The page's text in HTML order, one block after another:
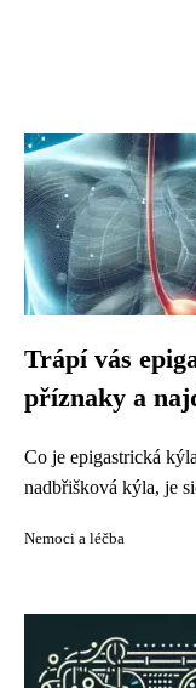
Trápí vás
příznaky a
Co je epigastrická
nadbřišková kýla, je
Nemoci a léčba